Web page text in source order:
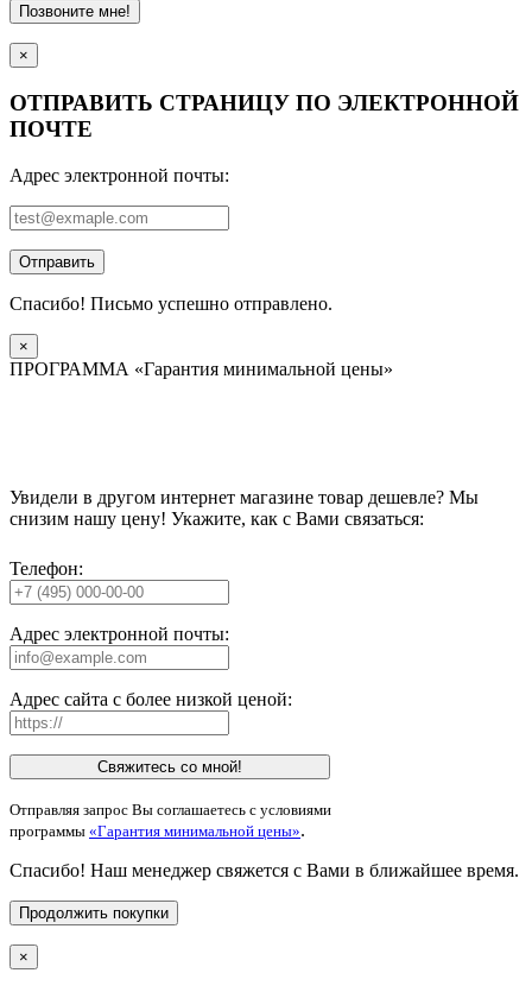
Позвоните мне!
×
ОТПРАВИТЬ СТРАНИЦУ ПО ЭЛЕКТРОННОЙ
ПОЧТЕ
Адрес электронной почты:
Отправить
Спасибо! Письмо успешно отправлено.
×
ПРОГРАММА «Гарантия минимальной цены»
Увидели в другом интернет магазине товар дешевле? Мы
снизим нашу цену! Укажите, как с Вами связаться:
Телефон:
Адрес электронной почты:
Адрес сайта с более низкой ценой:
Свяжитесь со мной!
Отправляя запрос Вы соглашаетесь с условиями
программы «Гарантия минимальной цены».
Спасибо! Наш менеджер свяжется с Вами в ближайшее время.
Продолжить покупки
×